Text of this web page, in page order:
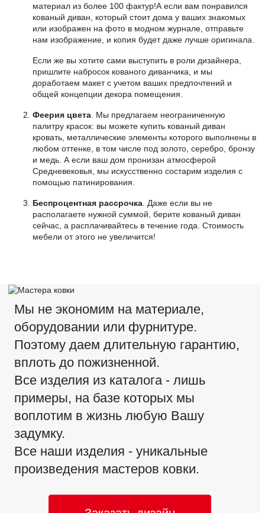
материал из более 100 фактур!А если вам понравился
кованый диван, который стоит дома у ваших знакомых
или изображен на фото в модном журнале, отправьте
нам изображение, и копия будет даже лучше оригинала.
Если же вы хотите сами выступить в роли дизайнера,
пришлите набросок кованого диванчика, и мы
доработаем макет с учетом ваших предпочтений и
общей концепции декора помещения.
Феерия цвета . Мы предлагаем неограниченную
палитру красок: вы можете купить кованый диван
кровать, металлические элементы которого выполнены в
любом оттенке, в том числе под золото, серебро, бронзу
и медь. А если ваш дом пронизан атмосферой
Средневековья, мы искусственно состарим изделия с
помощью патинирования.
Беспроцентная рассрочка . Даже если вы не
располагаете нужной суммой, берите кованый диван
сейчас, а расплачивайтесь в течение года. Стоимость
мебели от этого не увеличится!
Мы не экономим на материале,
оборудовании или фурнитуре.
Поэтому даем длительную гарантию,
вплоть до пожизненной.
Все изделия из каталога - лишь
примеры, на базе которых мы
воплотим в жизнь любую Вашу
задумку.
Все наши изделия - уникальные
произведения мастеров ковки.